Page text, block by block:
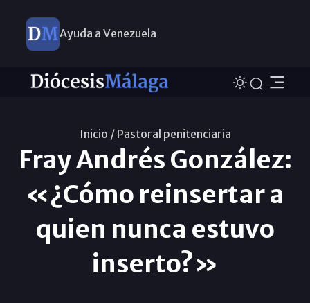
Ayuda a Venezuela
Inicio / Pastoral penitenciaria
Fray Andrés González:
«¿Cómo reinsertar a
quien nunca estuvo
inserto?»